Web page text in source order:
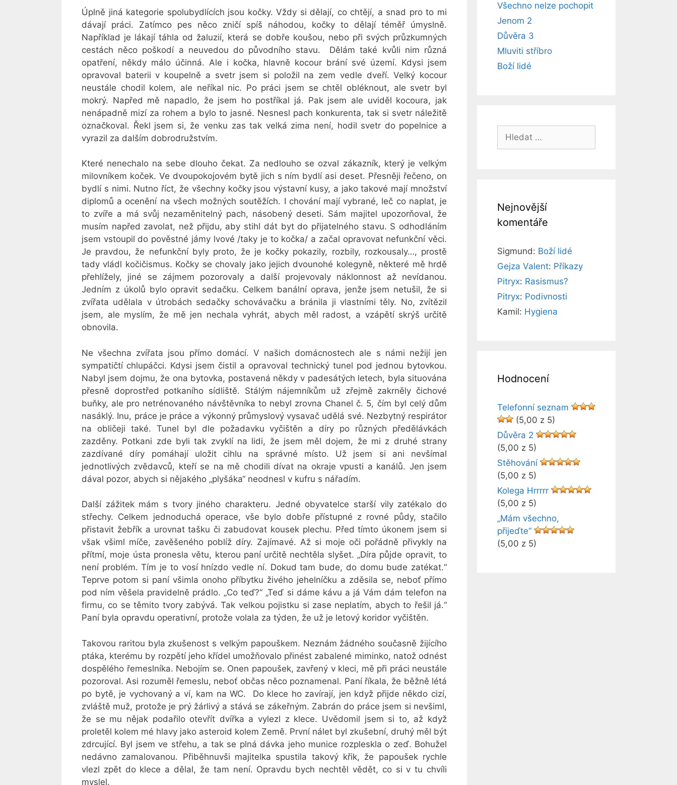
Úplně jiná kategorie spolubydlících jsou kočky. Vždy si dělají, co chtějí, a snad pro to mi
dávají práci. Zatímco pes něco zničí spíš náhodou, kočky to dělají téměř úmyslně.
Například je lákají táhla od žaluzií, která se dobře koušou, nebo při svých průzkumných
cestách něco poškodí a neuvedou do původního stavu. Dělám také kvůli nim různá
opatření, někdy málo účinná. Ale i kočka, hlavně kocour brání své území. Kdysi jsem
opravoval baterii v koupelně a svetr jsem si položil na zem vedle dveří. Velký kocour
neustále chodil kolem, ale neříkal nic. Po práci jsem se chtěl obléknout, ale svetr byl
mokrý. Napřed mě napadlo, že jsem ho postříkal já. Pak jsem ale uviděl kocoura, jak
nenápadně mizí za rohem a bylo to jasné. Nesnesl pach konkurenta, tak si svetr náležitě
označkoval. Řekl jsem si, že venku zas tak velká zima není, hodil svetr do popelnice a
vyrazil za dalším dobrodružstvím.
Které nenechalo na sebe dlouho čekat. Za nedlouho se ozval zákazník, který je velkým
milovníkem koček. Ve dvoupokojovém bytě jich s ním bydlí asi deset. Přesněji řečeno, on
bydlí s nimi. Nutno říct, že všechny kočky jsou výstavní kusy, a jako takové mají množství
diplomů a ocenění na všech možných soutěžích. I chování mají vybrané, leč co naplat, je
to zvíře a má svůj nezaměnitelný pach, násobený deseti. Sám majitel upozorňoval, že
musím napřed zavolat, než přijdu, aby stihl dát byt do přijatelného stavu. S odhodláním
jsem vstoupil do pověstné jámy lvové /taky je to kočka/ a začal opravovat nefunkční věci.
Je pravdou, že nefunkční byly proto, že je kočky pokazily, rozbily, rozkousaly…, prostě
tady vládl kočičismus. Kočky se chovaly jako jejich dvounohé kolegyně, některé mě hrdě
přehlížely, jiné se zájmem pozorovaly a další projevovaly náklonnost až nevídanou.
Jedním z úkolů bylo opravit sedačku. Celkem banální oprava, jenže jsem netušil, že si
zvířata udělala v útrobách sedačky schovávačku a bránila ji vlastními těly. No, zvítězil
jsem, ale myslím, že mě jen nechala vyhrát, abych měl radost, a vzápětí skrýš určitě
obnovila.
Ne všechna zvířata jsou přímo domácí. V našich domácnostech ale s námi nežijí jen
sympatičtí chlupáčci. Kdysi jsem čistil a opravoval technický tunel pod jednou bytovkou.
Nabyl jsem dojmu, že ona bytovka, postavená někdy v padesátých letech, byla situována
přesně doprostřed potkaního sídliště. Stálým nájemníkům už zřejmě zakrněly čichové
buňky, ale pro netrénovaného návštěvníka to nebyl zrovna Chanel č. 5, čím byl celý dům
nasáklý. Inu, práce je práce a výkonný průmyslový vysavač udělá své. Nezbytný respirátor
na obličeji také. Tunel byl dle požadavku vyčištěn a díry po různých předělávkách
zazděny. Potkani zde byli tak zvyklí na lidi, že jsem měl dojem, že mi z druhé strany
zazdívané díry pomáhají uložit cihlu na správné místo. Už jsem si ani nevšímal
jednotlivých zvědavců, kteří se na mě chodili dívat na okraje vpusti a kanálů. Jen jsem
dával pozor, abych si nějakého „plyšáka“ neodnesl v kufru s nářadím.
Další zážitek mám s tvory jiného charakteru. Jedné obyvatelce starší vily zatékalo do
střechy. Celkem jednoduchá operace, vše bylo dobře přístupné z rovné půdy, stačilo
přistavit žebřík a urovnat tašku či zabudovat kousek plechu. Před tímto úkonem jsem si
však všiml míče, zavěšeného poblíž díry. Zajímavé. Až si moje oči pořádně přivykly na
přítmí, moje ústa pronesla větu, kterou paní určitě nechtěla slyšet. „Díra půjde opravit, to
není problém. Tím je to vosí hnízdo vedle ní. Dokud tam bude, do domu bude zatékat.“
Teprve potom si paní všimla onoho příbytku živého jehelníčku a zděsila se, neboť přímo
pod ním věšela pravidelně prádlo. „Co teď?“ „Teď si dáme kávu a já Vám dám telefon na
firmu, co se těmito tvory zabývá. Tak velkou pojistku si zase neplatím, abych to řešil já.“
Paní byla opravdu operativní, protože volala za týden, že už je letový koridor vyčištěn.
Takovou raritou byla zkušenost s velkým papouškem. Neznám žádného současně žijícího
ptáka, kterému by rozpětí jeho křídel umožňovalo přinést zabalené miminko, natož odnést
dospělého řemeslníka. Nebojím se. Onen papoušek, zavřený v kleci, mě při práci neustále
pozoroval. Asi rozuměl řemeslu, neboť občas něco poznamenal. Paní říkala, že běžně létá
po bytě, je vychovaný a ví, kam na WC. Do klece ho zavírají, jen když přijde někdo cizí,
zvláště muž, protože je prý žárlivý a stává se zákeřným. Zabrán do práce jsem si nevšiml,
že se mu nějak podařilo otevřít dvířka a vylezl z klece. Uvědomil jsem si to, až když
proletěl kolem mé hlavy jako asteroid kolem Země. První nálet byl zkušební, druhý měl být
zdrcující. Byl jsem ve střehu, a tak se plná dávka jeho munice rozpleskla o zeď. Bohužel
nedávno zamalovanou. Přiběhnuvši majitelka spustila takový křik, že papoušek rychle
vlezl zpět do klece a dělal, že tam není. Opravdu bych nechtěl vědět, co si v tu chvíli
myslel.
Všechno nelze pochopit
Jenom 2
Důvěra 3
Mluviti stříbro
Boží lidé
Hledat:
Nejnovější
komentáře
Sigmund: Boží lidé
Gejza Valent: Příkazy
Pitryx: Rasismus?
Pitryx: Podivnosti
Kamil: Hygiena
Hodnocení
Telefonní seznam
(5,00 z 5)
Důvěra 2
(5,00 z 5)
Stěhování
(5,00 z 5)
Kolega Hrrrrr
(5,00 z 5)
„Mám všechno,
přijeďte“
(5,00 z 5)